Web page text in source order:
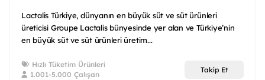
Lactalis Türkiye, dünyanın en büyük süt ve süt ürünleri
üreticisi Groupe Lactalis bünyesinde yer alan ve Türkiye’nin
en büyük süt ve süt ürünleri üretim...
Hızlı Tüketim Ürünleri
1.001-5.000 Çalışan
Takip Et